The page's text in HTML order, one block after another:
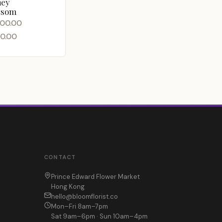
CONTACT
Prince Edward Flower Market
Hong Kong
hello@bloomflorist.co
Mon–Fri 8am–7pm
Sat 9am–6pm · Sun 10am–4pm